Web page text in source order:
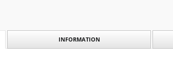
INFORMATION